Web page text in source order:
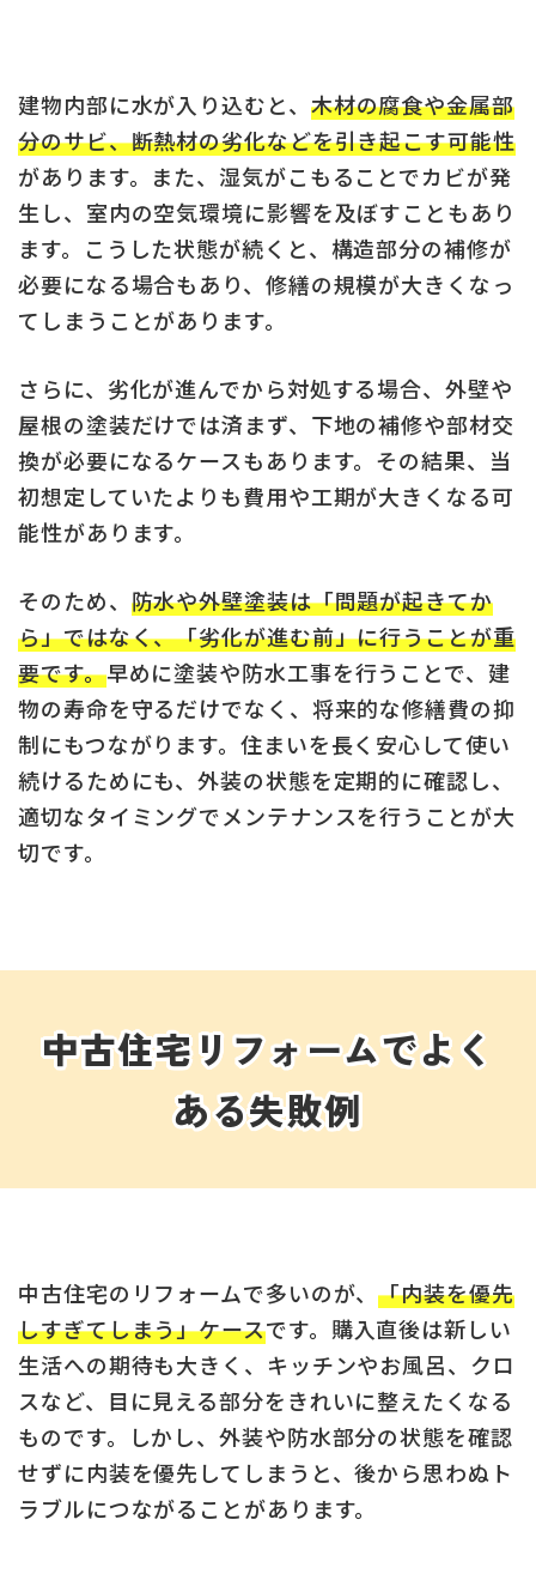
建物内部に水が入り込むと、 木材の腐食や金属部
分のサビ、断熱材の劣化などを引き起こす可能性
があります。また、湿気がこもることでカビが発
生し、室内の空気環境に影響を及ぼすこともあり
ます。こうした状態が続くと、構造部分の補修が
必要になる場合もあり、修繕の規模が大きくなっ
てしまうことがあります。
さらに、劣化が進んでから対処する場合、外壁や
屋根の塗装だけでは済まず、下地の補修や部材交
換が必要になるケースもあります。その結果、当
初想定していたよりも費用や工期が大きくなる可
能性があります。
そのため、 防水や外壁塗装は「問題が起きてか
ら」ではなく、「劣化が進む前」に行うことが重
要です。早めに塗装や防水工事を行うことで、建
物の寿命を守るだけでなく、将来的な修繕費の抑
制にもつながります。住まいを長く安心して使い
続けるためにも、外装の状態を定期的に確認し、
適切なタイミングでメンテナンスを行うことが大
切です。
中古住宅リフォームでよく
ある失敗例
中古住宅のリフォームで多いのが、「内装を優先
しすぎてしまう」ケースです。購入直後は新しい
生活への期待も大きく、キッチンやお風呂、クロ
スなど、目に見える部分をきれいに整えたくなる
ものです。しかし、外装や防水部分の状態を確認
せずに内装を優先してしまうと、後から思わぬト
ラブルにつながることがあります。